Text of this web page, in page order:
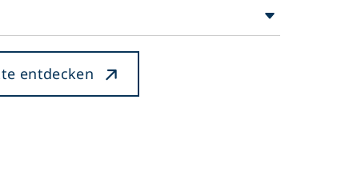
entdecken